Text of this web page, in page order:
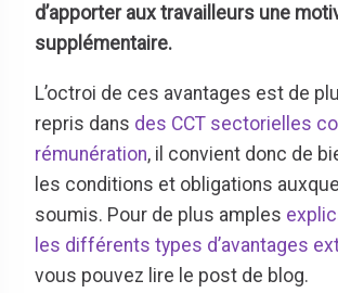
d’apporter aux travailleurs une
supplémentaire.
L’octroi de ces avantages est de
repris dans des CCT sectorielles
rémunération, il convient donc de
les conditions et obligations
soumis. Pour de plus amples
les différents types d’avantages
vous pouvez lire le post de blog.